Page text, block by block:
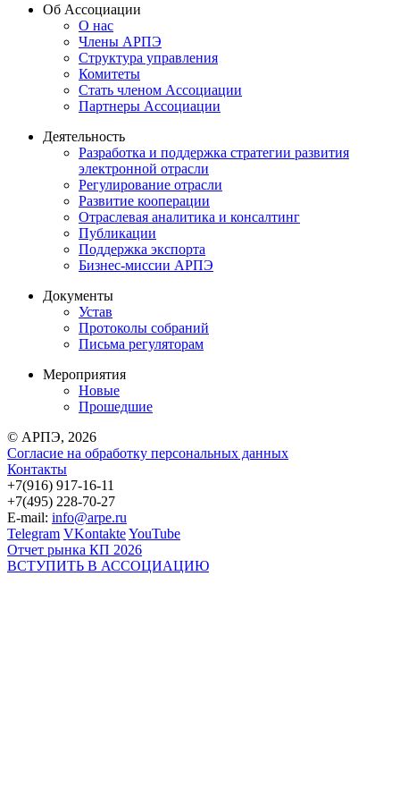
Об Ассоциации
О нас
Члены АРПЭ
Структура управления
Комитеты
Стать членом Ассоциации
Партнеры Ассоциации
Деятельность
Разработка и поддержка стратегии развития
электронной отрасли
Регулирование отрасли
Развитие кооперации
Отраслевая аналитика и консалтинг
Публикации
Поддержка экспорта
Бизнес-миссии АРПЭ
Документы
Устав
Протоколы собраний
Письма регуляторам
Мероприятия
Новые
Прошедшие
© АРПЭ, 2026
Согласие на обработку персональных данных
Контакты
+7(916) 917-16-11
+7(495) 228-70-27
E-mail: info@arpe.ru
Telegram VKontakteYouTube
Отчет рынка КП 2026
ВСТУПИТЬ В АССОЦИАЦИЮ